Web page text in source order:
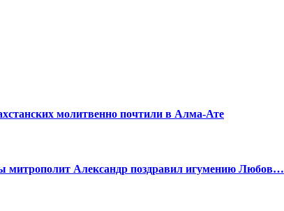
молитвенно почтили в Алма-Ате
митрополит Александр поздравил игумению Любов…